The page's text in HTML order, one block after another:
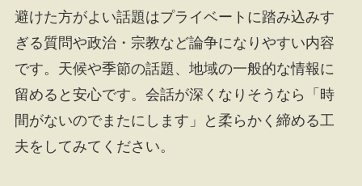
避けた方がよい話題はプライベートに踏み込みす
ぎる質問や政治・宗教など論争になりやすい内容
です。天候や季節の話題、地域の一般的な情報に
留めると安心です。会話が深くなりそうなら「時
間がないのでまたにします」と柔らかく締める工
夫をしてみてください。